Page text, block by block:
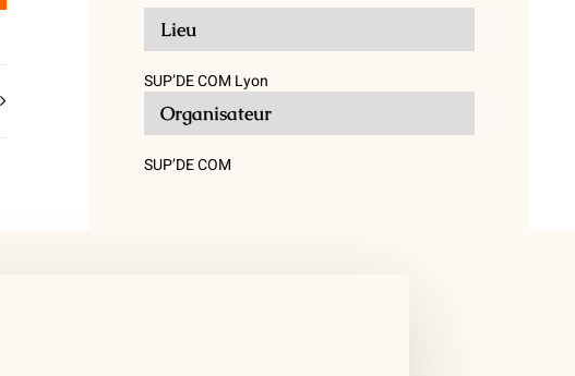
Lieu
SUP’DE COM Lyon
Organisateur
SUP’DE COM